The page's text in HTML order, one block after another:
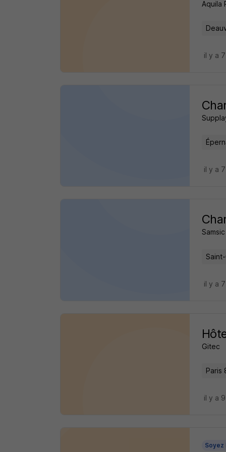
Aquila
il y a
il y a
il y a
Gitec
Paris
il y a
Soyez